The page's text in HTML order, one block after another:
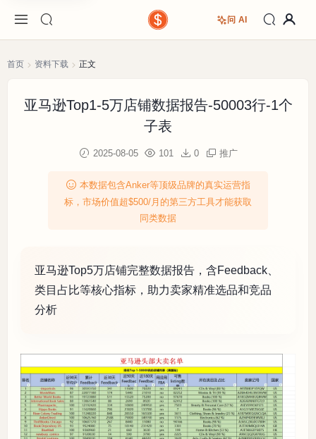
问 AI
首页 资料下载 正文
亚马逊Top1-5万店铺数据报告-50003行-1个
子表
2025-08-05 101 0 推广
本数据包含Anker等顶级品牌的真实运营指
标，市场价值超$500/月的第三方工具才能获取
同类数据
亚马逊Top5万店铺完整数据报告，含Feedback、
类目占比等核心指标，助力卖家精准选品和竞品
分析